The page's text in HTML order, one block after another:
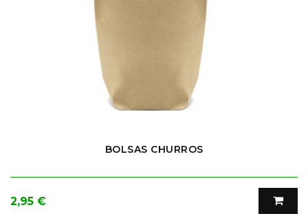
BOLSAS CHURROS
Precio
2,95 €